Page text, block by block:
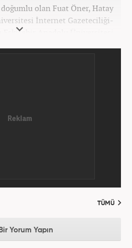
olan Fuat Öner, Hatay
İnternet Gazeteciliği-
Eskişehir Anadolu Üniversitesi
Yayın Koordinatörü
TÜMÜ
Bir Yorum Yapın